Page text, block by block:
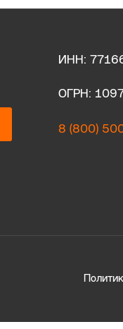
ИНН:
ОГРН:
8 (800)